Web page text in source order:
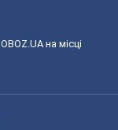
на місці